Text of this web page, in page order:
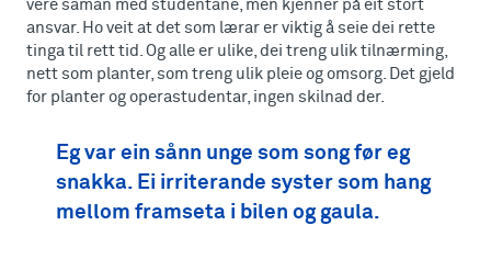
vere saman med studentane, men kjenner på eit stort
ansvar. Ho veit at det som lærar er viktig å seie dei rette
tinga til rett tid. Og alle er ulike, dei treng ulik tilnærming,
nett som planter, som treng ulik pleie og omsorg. Det gjeld
for planter og operastudentar, ingen skilnad der.
Eg var ein sånn unge som song før eg
snakka. Ei irriterande syster som hang
mellom framseta i bilen og gaula.